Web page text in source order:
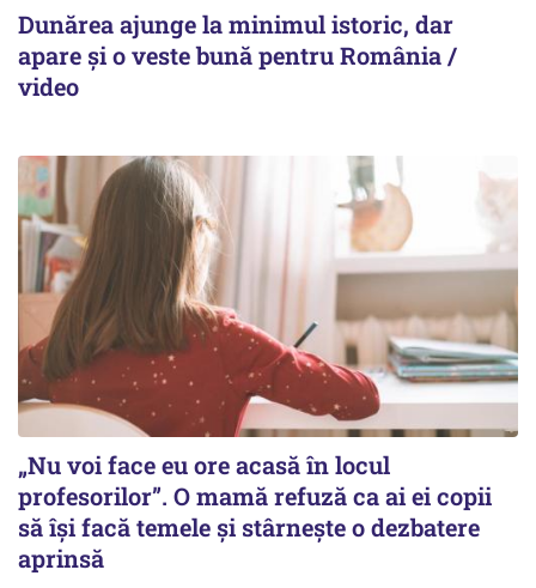
Dunărea ajunge la minimul istoric, dar
apare și o veste bună pentru România /
video
„Nu voi face eu ore acasă în locul
profesorilor”. O mamă refuză ca ai ei copii
să își facă temele și stârnește o dezbatere
aprinsă